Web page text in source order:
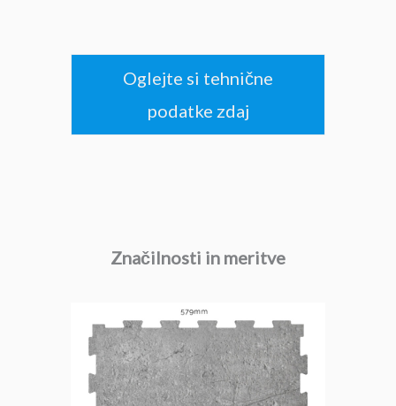
Oglejte si tehnične
podatke zdaj
Značilnosti in meritve